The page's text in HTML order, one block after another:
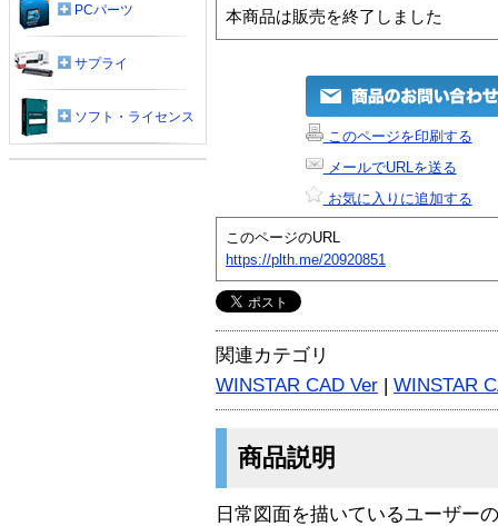
本商品は販売を終了しました
このページを印刷する
メールでURLを送る
お気に入りに追加する
このページのURL
https://plth.me/20920851
関連カテゴリ
WINSTAR CAD Ver | WINSTAR
商品説明
日常図面を描いているユーザー
PCパーツ
サプライ
ソフト・ライセンス